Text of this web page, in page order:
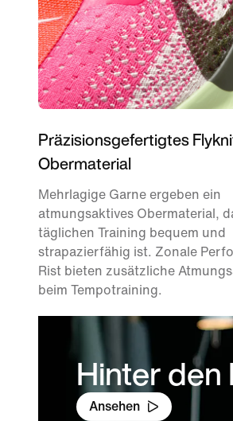
Präzisionsgefertigtes
Obermaterial
Mehrlagige Garne ergeben ein
atmungsaktives Obermaterial,
täglichen Training bequem und
strapazierfähig ist. Zonale
Rist bieten zusätzliche
beim Tempotraining.
Hinter den
Ansehen